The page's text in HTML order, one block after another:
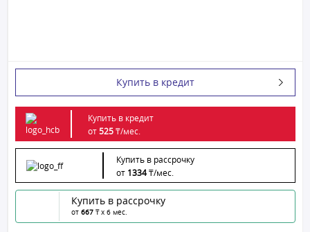
Купить в кредит
Купить в кредит
от525₸/мес.
Купить в рассрочку
от 1334₸/мес.
Купить в рассрочку
от 667 ₸ x 6 мес.